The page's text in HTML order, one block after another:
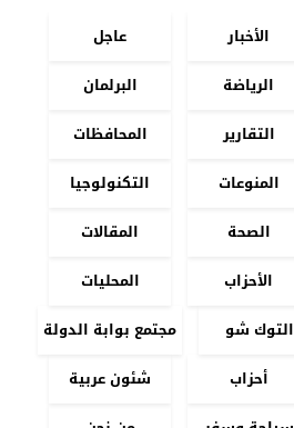
الأخبار
عاجل
الرياضة
البرلمان
التقارير
المحافظات
المنوعات
التكنولوجيا
الصحة
المقالات
الأحزاب
المحليات
التوك شو
مجتمع بوابة الدولة
أحزاب
شئون عربية